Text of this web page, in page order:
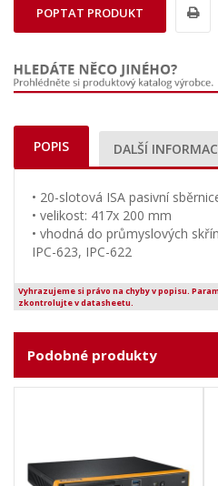
POPTAT PRODUKT
POPIS DALŠÍ
• 20-slotová ISA pasivní
• velikost: 417x 200 mm
• vhodná do průmyslových
IPC-623, IPC-622
Vyhrazujeme si právo na chyby v popisu.
zkontrolujte v datasheetu.
Podobné produkty